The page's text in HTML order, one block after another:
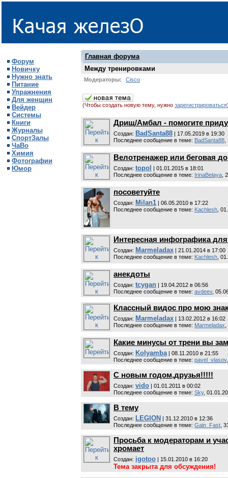
Форум
Новичку
Нужно знать
Питание
Упражнения
Для женщин
Вейдер
Системы
Книги
Журналы
СпортЗалы
ЧаВо
Химия
Фотографии
Юмор
Главная форума
Между тренировками
Модераторы: Cisco
(Чтобы создать новую тему, нужно зарегистрироваться
Дрищ/Амбал - помогите
Cоздан: BadSanta88 | 17.05.2019 в 19:30
Последнее сообщение в теме: BadSanta88
Велотренажер или беговая
Cоздан: topol
| 01.01.2015 в 18:01
Последнее сообщение в теме: IrinaBelaya ,
посоветуйте
Cоздан: Milan1 | 06.05.2010 в 17:22
Последнее сообщение в теме: Kachlesh ,
Интересная инфографика
Cоздан: Marmeladax | 21.01.2014 в 17:00
Последнее сообщение в теме: Kachlesh ,
анекдоты
Cоздан: tcygan | 19.04.2012 в 06:56
Последнее сообщение в теме: avdeev,
Классный видос про мою
Cоздан: Marmeladax | 13.02.2012 в 16:02
Последнее сообщение в теме: Marmeladax
Какие минусы от трени вы
Cоздан: Kolyamba | 08.11.2010 в 21:55
Последнее сообщение в теме: pavel_vlasov
С новым годом,друзья!!!!!
Cоздан: vido | 01.01.2011 в 00:02
Последнее сообщение в теме: Sky,
В тему
Cоздан: LEGION | 31.12.2010 в 12:36
Последнее сообщение в теме: Gain_Fast ,
Просьба к модераторам и
хромает
Cоздан: igotoo | 15.01.2010 в 16:20
Тема закрыта для обсуждения!